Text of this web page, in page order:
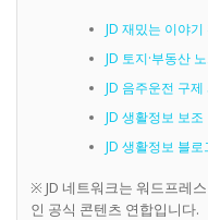
JD 재밌는 이야기
JD 토지·부동산
JD 음주운전 구제
JD 생활정보 보조
JD 생활정보 블
※ JD 네트워크는 워드프레
인 공식 콘텐츠 연합입니다.